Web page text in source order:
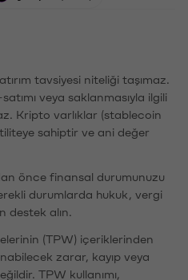
tavsiyesi niteliği taşımaz.
veya saklanmasıyla ilgili
Kripto varlıklar (stablecoin
sahiptir ve ani değer
önce finansal durumunuzu
durumlarda hukuk, vergi
destek alın.
(TPW) içeriklerinden
zarar, kayıp veya
TPW kullanımı,